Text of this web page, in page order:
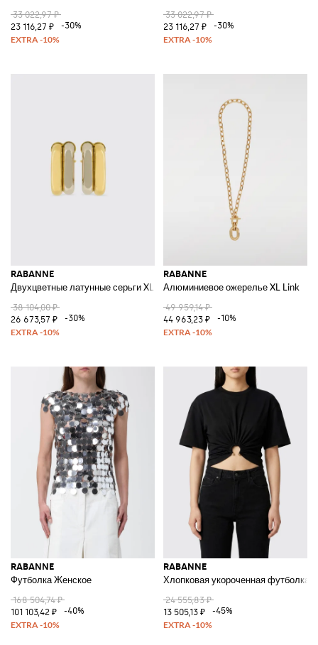
33 022,97 ₽
23 116,27 ₽
-30%
33 022,97 ₽
23 116,27 ₽
-30%
RABANNE
Двухцветные латунные серьги XL Link
38 104,00 ₽
26 673,57 ₽
-30%
RABANNE
Алюминиевое ожерелье XL Link
49 959,14 ₽
44 963,23 ₽
-10%
RABANNE
Футболка Женское
168 504,74 ₽
101 103,42 ₽
-40%
RABANNE
Хлопковая укороченная футболка
24 555,83 ₽
13 505,13 ₽
-45%